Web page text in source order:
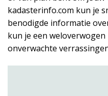
kadasterinfo.com kun je
benodigde informatie
kun je een
onverwachte